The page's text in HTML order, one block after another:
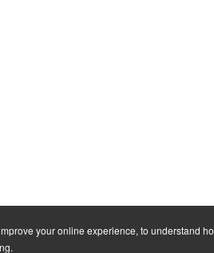
your online experience, to understand